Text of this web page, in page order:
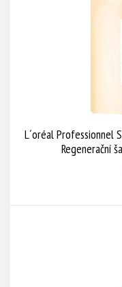
L´oréal Professionnel
Regenerační